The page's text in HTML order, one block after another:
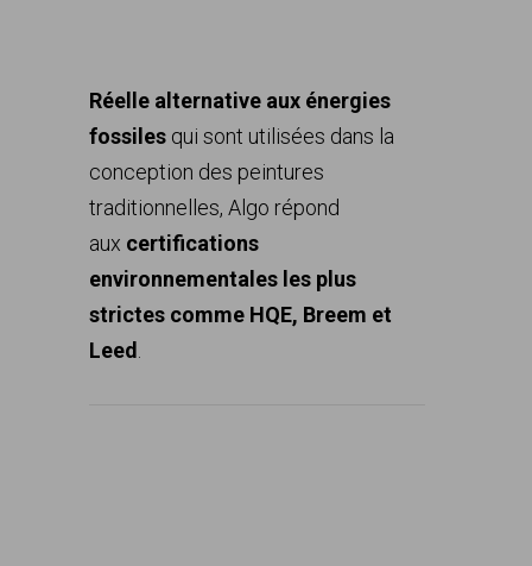
Réelle alternative aux énergies
fossiles qui sont utilisées dans la
conception des peintures
traditionnelles, Algo répond
aux certifications
environnementales les plus
strictes comme HQE, Breem et
Leed